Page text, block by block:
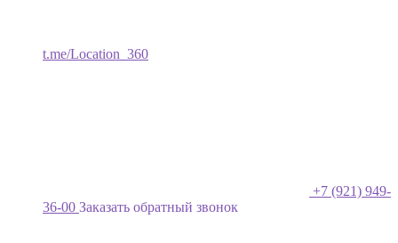
t.me/Location_360
+7 (921) 949-
36-00 Заказать обратный звонок